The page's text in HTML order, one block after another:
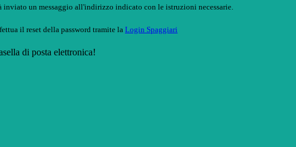
inviato un messaggio all'indirizzo indicato con le istruzioni necessarie.
il reset della password tramite la Login Spaggiari
di posta elettronica!